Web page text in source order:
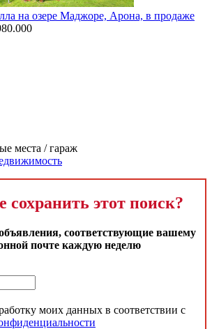
на озере Маджоре, Арона, в продаже
места / гараж
сохранить этот поиск?
соответствующие вашему
почте каждую неделю
моих данных в соответствии с